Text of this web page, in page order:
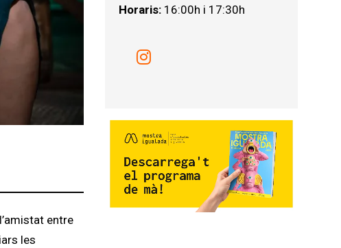
Horaris: 16:00h i 17:30h
Link a instagram
entre
les